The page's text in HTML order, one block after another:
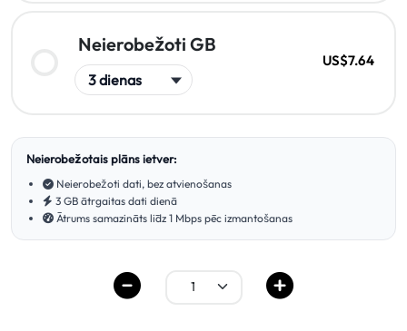
Neierobežoti GB
US$7.64
Neierobežotais plāns ietver:
Neierobežoti dati, bez atvienošanas
3 GB ātrgaitas dati dienā
Ātrums samazināts līdz 1 Mbps pēc izmantošanas